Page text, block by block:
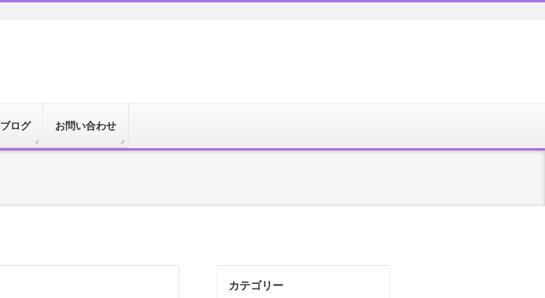
ブログ お問い合わせ
カテゴリー